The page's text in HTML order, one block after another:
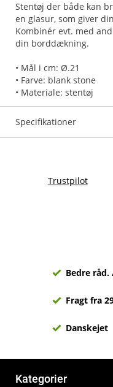
Stentøj der både kan
en glasur, som giver
Kombinér evt. med
din borddækning.
• Mål i cm: Ø.21
• Farve: blank stone
Specifikationer
Trustpilot
Bedre
Fragt fra
Danskejet
Kategorier